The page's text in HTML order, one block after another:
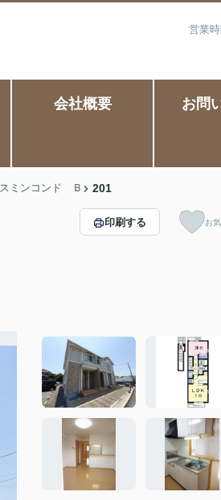
営業
会社概要 お問
ミンコンド Ｂ 201
印刷する お